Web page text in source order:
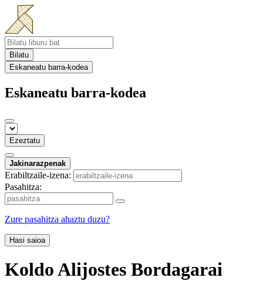
Bilatu
Eskaneatu barra-kodea
Eskaneatu barra-kodea
Ezeztatu
Jakinarazpenak
Erabiltzaile-izena:
Pasahitza:
Zure pasahitza ahaztu duzu?
Hasi saioa
Koldo Alijostes Bordagarai